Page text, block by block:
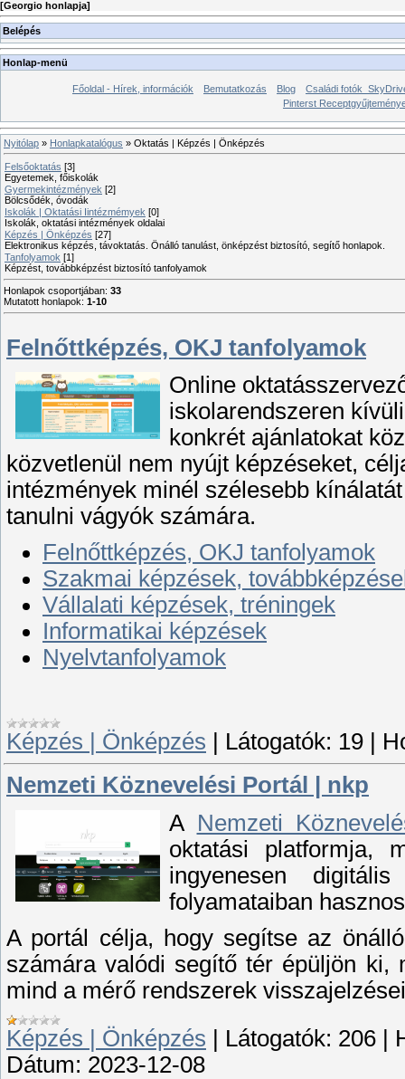
[Georgio honlapja]
Belépés
Honlap-menü
Főoldal - Hírek, információk Bemutatkozás Blog
Családi
Pinterst
Nyitólap » Honlapkatalógus » Oktatás | Képzés | Önképzés
Felsőoktatás [3]
Egyetemek, főiskolák
Gyermekintézmények [2]
Bölcsődék, óvodák
Iskolák | Oktatási Iintézmémyek [0]
Iskolák, oktatási intézmények oldalai
Képzés | Önképzés [27]
Elektronikus képzés, távoktatás. Önálló tanulást, önképzést biztosító, segítő honlapok.
Tanfolyamok [1]
Képzést, továbbképzést biztosító tanfolyamok
Honlapok csoportjában: 33
Mutatott honlapok: 1-10
Felnőttképzés, OKJ tanfolyamok
Online
iskolarendszeren
konkrét ajánlatokat
közvetlenül nem nyújt képzéseket,
intézmények minél szélesebb
tanulni vágyók számára.
Felnőttképzés, OKJ tanfolyamok
Szakmai képzések,
Vállalati képzések, tréningek
Informatikai képzések
Nyelvtanfolyamok
Képzés | Önképzés Látogatók: 19
Nemzeti Köznevelési Portál | nkp
A Nemzeti
oktatási platformja,
ingyenesen
folyamataiban
A portál célja, hogy segítse az
számára valódi segítő tér épüljön ki,
mind a mérő rendszerek
Képzés | Önképzés
Látogatók: 206
Dátum: 2023-12-08